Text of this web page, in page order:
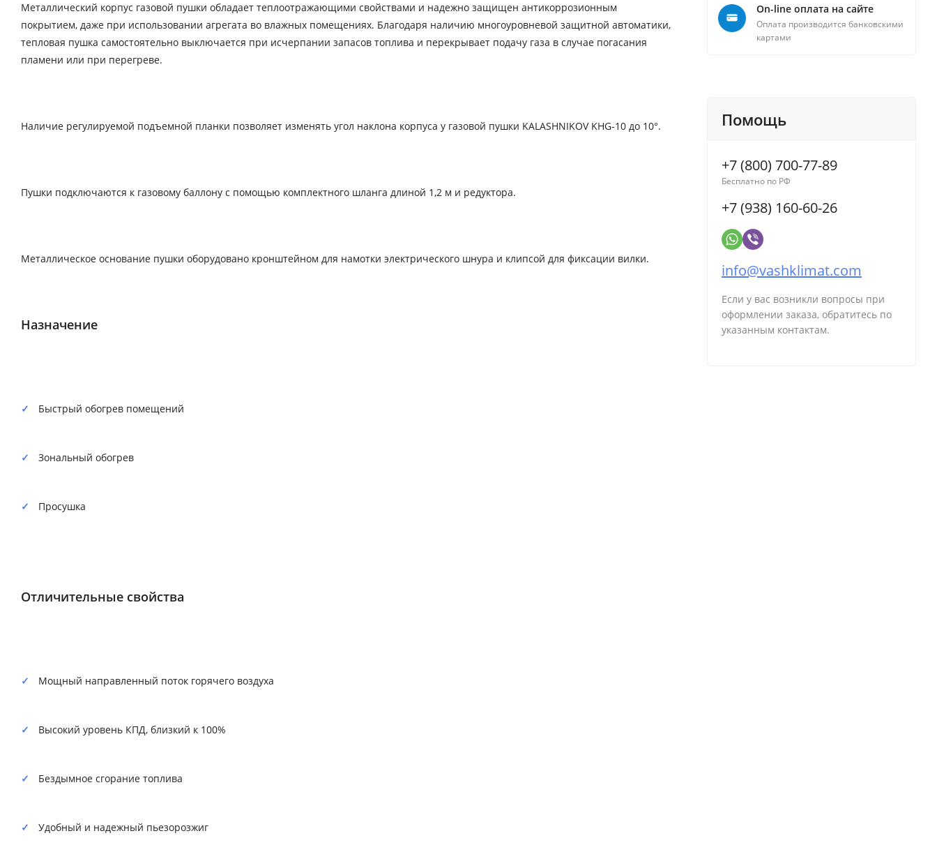
Металлический корпус газовой пушки обладает теплоотражающими свойствами и надежно защищен антикоррозионным
покрытием, даже при использовании агрегата во влажных помещениях. Благодаря наличию многоуровневой защитной автоматики,
тепловая пушка самостоятельно выключается при исчерпании запасов топлива и перекрывает подачу газа в случае погасания
пламени или при перегреве.
Наличие регулируемой подъемной планки позволяет изменять угол наклона корпуса у газовой пушки KALASHNIKOV KHG-10 до 10°.
Пушки подключаются к газовому баллону с помощью комплектного шланга длиной 1,2 м и редуктора.
Металлическое основание пушки оборудовано кронштейном для намотки электрического шнура и клипсой для фиксации вилки.
Назначение
Быстрый обогрев помещений
Зональный обогрев
Просушка
Отличительные свойства
Мощный направленный поток горячего воздуха
Высокий уровень КПД, близкий к 100%
Бездымное сгорание топлива
Удобный и надежный пьезорозжиг
On-line оплата на сайте
Оплата производится банковскими
картами
Помощь
+7 (800) 700-77-89
Бесплатно по РФ
+7 (938) 160-60-26
info@vashklimat.com
Если у вас возникли вопросы при
оформлении заказа, обратитесь по
указанным контактам.